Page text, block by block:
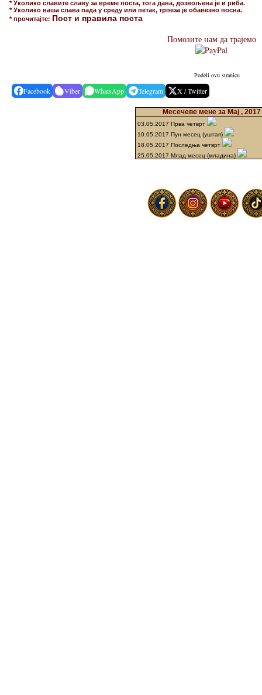
* Уколико славите славу за време поста, тога дана, дозвољена је и риба.
* Уколико ваша слава пада у среду или петак, трпеза је обавезно посна.
* прочитајте: Пост и правила поста
Помозите нам да трајемо
Podeli ovu stranicu
Facebook Viber WhatsApp Telegram X / Twitter
Месечеве мене за Мај , 2017
03.05.2017 Прва четврт
10.05.2017 Пун месец (уштап)
18.05.2017 Последња четврт
25.05.2017 Млад месец (младина)